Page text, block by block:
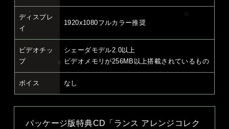
ディスプレ
イ
1920x1080フルカラー推奨
ビデオチッ
プ
シェーダモデル2.0以上
ビデオメモリが256MB以上搭載されているもの
ボイス なし
パッケージ版特典CD「ランス アレンジコレク